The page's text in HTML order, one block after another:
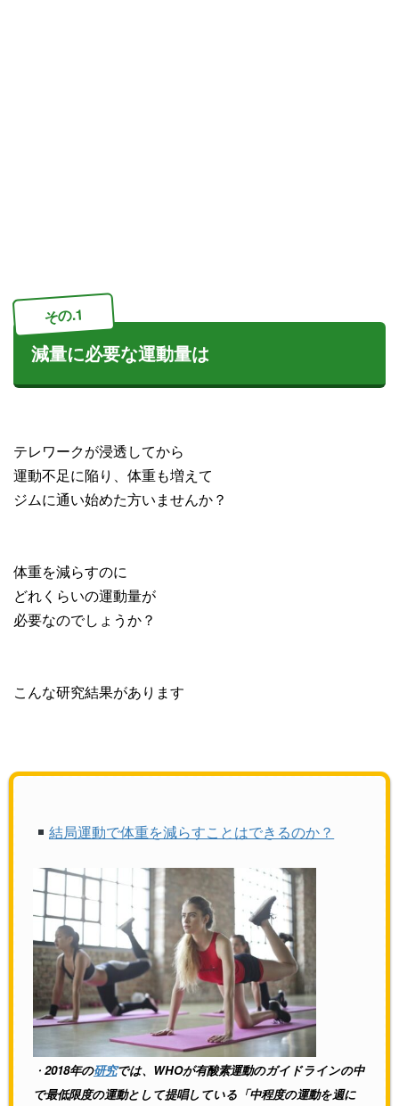
その.1
減量に必要な運動量は
テレワークが浸透してから
運動不足に陥り、体重も増えて
ジムに通い始めた方いませんか？
体重を減らすのに
どれくらいの運動量が
必要なのでしょうか？
こんな研究結果があります
結局運動で体重を減らすことはできるのか？
・ 2018年の研究では、WHOが有酸素運動のガイドラインの中
で最低限度の運動として提唱している「中程度の運動を週に